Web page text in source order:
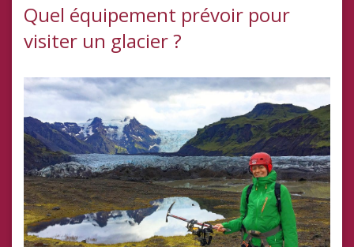
Quel équipement prévoir pour
visiter un glacier ?